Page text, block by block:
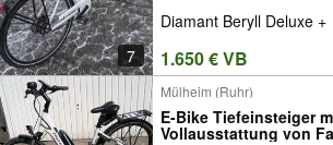
7
Diamant Beryll Deluxe +
1.650 € VB
Mülheim (Ruhr)
E-Bike Tiefeinsteiger
Vollausstattung von